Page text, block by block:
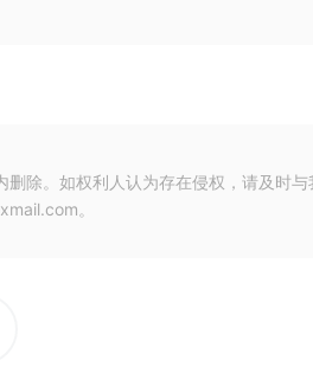
除。如权利人认为存在侵权，请及时与
。